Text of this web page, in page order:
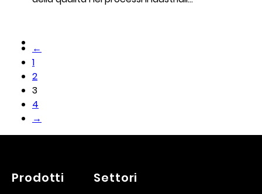
←
1
2
3
4
→
Prodotti Settori